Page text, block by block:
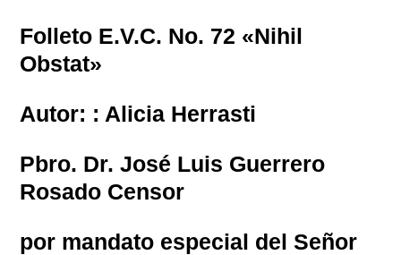
Folleto E.V.C. No. 72 «Nihil
Obstat»
Autor: : Alicia Herrasti
Pbro. Dr. José Luis Guerrero
Rosado Censor
por mandato especial del Señor